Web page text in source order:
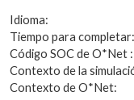
Idioma:
Tiempo para completar:
Código SOC de O*Net :
Contexto de la
Contexto de O*Net: